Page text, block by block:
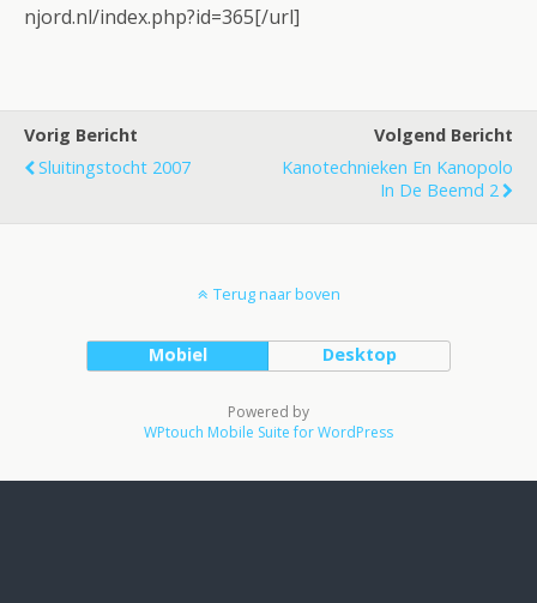
njord.nl/index.php?id=365[/url]
Vorig Bericht
Sluitingstocht 2007
Volgend Bericht
Kanotechnieken En Kanopolo
In De Beemd 2
Terug naar boven
Mobiel Desktop
Powered by
WPtouch Mobile Suite for WordPress